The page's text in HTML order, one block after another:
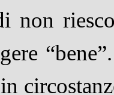
non